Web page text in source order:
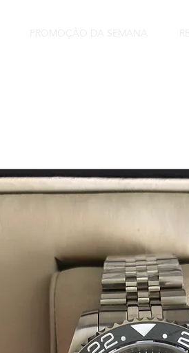
PROMOÇÃO DA SEMANA